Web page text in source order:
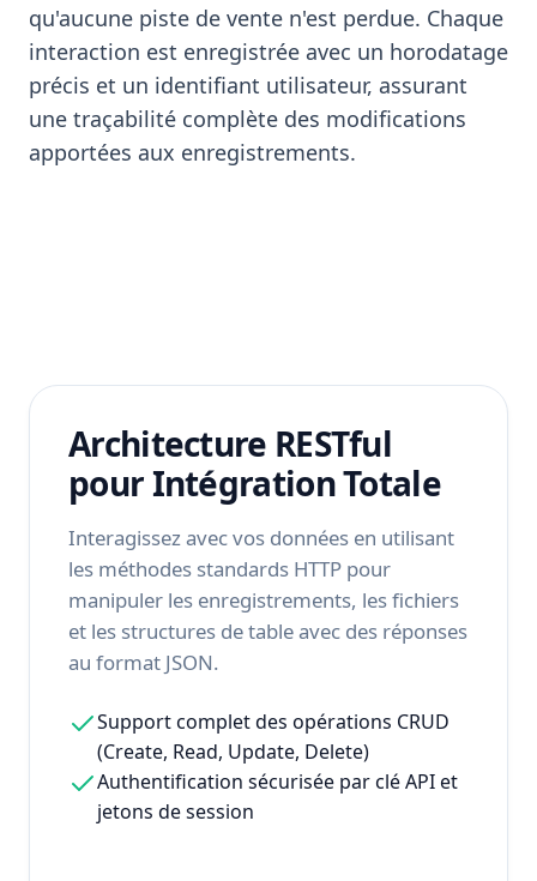
qu'aucune piste de vente n'est perdue. Chaque
interaction est enregistrée avec un horodatage
précis et un identifiant utilisateur, assurant
une traçabilité complète des modifications
apportées aux enregistrements.
Architecture RESTful
pour Intégration Totale
Interagissez avec vos données en utilisant
les méthodes standards HTTP pour
manipuler les enregistrements, les fichiers
et les structures de table avec des réponses
au format JSON.
Support complet des opérations CRUD
(Create, Read, Update, Delete)
Authentification sécurisée par clé API et
jetons de session